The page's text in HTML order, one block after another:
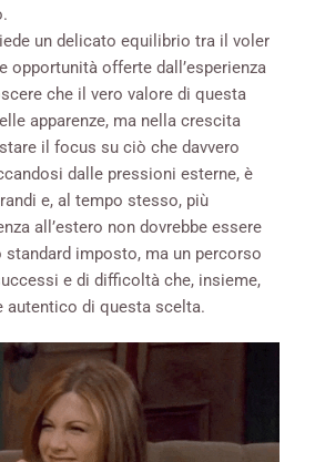
un delicato equilibrio tra il voler
opportunità offerte dall’esperienza
che il vero valore di questa
apparenze, ma nella crescita
il focus su ciò che davvero
dalle pressioni esterne, è
e, al tempo stesso, più
all’estero non dovrebbe essere
standard imposto, ma un percorso
e di difficoltà che, insieme,
autentico di questa scelta.